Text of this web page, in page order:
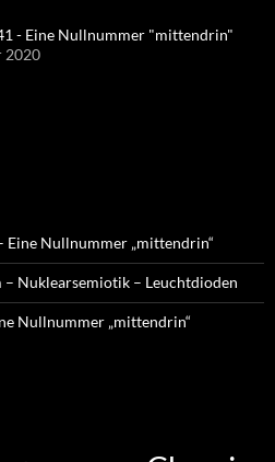
- Eine Nullnummer "mittendrin"
2020
Eine Nullnummer „mittendrin“
Nuklearsemiotik – Leuchtdioden
Nullnummer „mittendrin“